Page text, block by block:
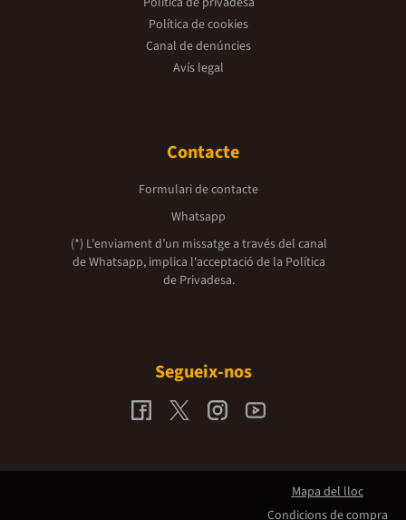
Política de cookies
Canal de denúncies
Avís legal
Contacte
Formulari de contacte
Whatsapp
(*) L'enviament d’un missatge a través del canal
de Whatsapp, implica l'acceptació de la Política
de Privadesa.
Segueix-nos
Mapa del lloc
Condicions de compra